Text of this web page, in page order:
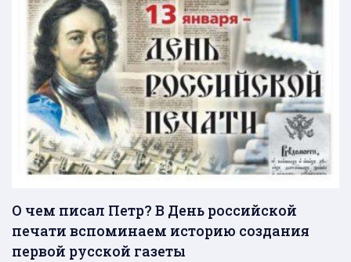
О чем писал Петр? В День российской
печати вспоминаем историю создания
первой русской газеты